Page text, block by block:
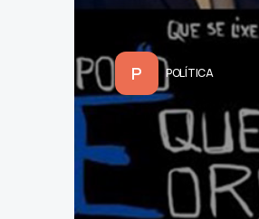
P POLÍTICA